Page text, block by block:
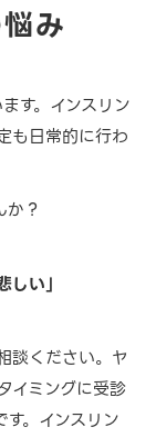
み
す。インスリン
も日常的に行わ
か？
い」
談ください。ヤ
イミングに受診
。インスリン